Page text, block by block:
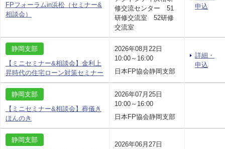
FPフォーラムin浜松（セミナー&
相談会）
修交流センター 51
研修交流室 52研修
交流室
申込
静岡支部
【ミニセミナー&相談会】金利上
昇時代の住宅ローン対策セミナー
2026年08月22日
10:00～16:00
日本FP協会静岡支部
詳細・
申込
静岡支部
【ミニセミナー&相談会】葬儀き
ほんのき
2026年07月25日
10:00～16:00
日本FP協会静岡支部
静岡支部
2026年06月27日